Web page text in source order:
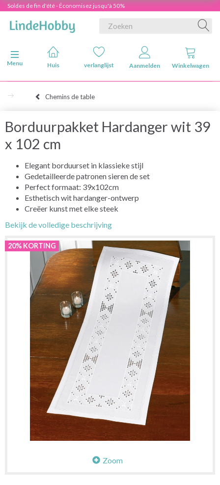
Soldes de fin d'été - Économisez jusqu'à 50%
Navigatie in-/uitschakelen
Menu
Huis verlanglijst Aanmelden Winkelwagen
Chemins de table
Borduurpakket Hardanger wit 39
x 102 cm
Elegant borduurset in klassieke stijl
Gedetailleerde patronen sieren de set
Perfect formaat: 39x102cm
Esthetisch wit hardanger-ontwerp
Creëer kunst met elke steek
Bekijk de volledige beschrijving
20% KORTING
Zoom